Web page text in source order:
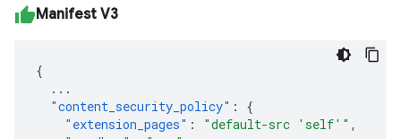
Manifest V3
{
...
"content_security_policy" :
{
"extension_pages" : "default-src 'self'" ,